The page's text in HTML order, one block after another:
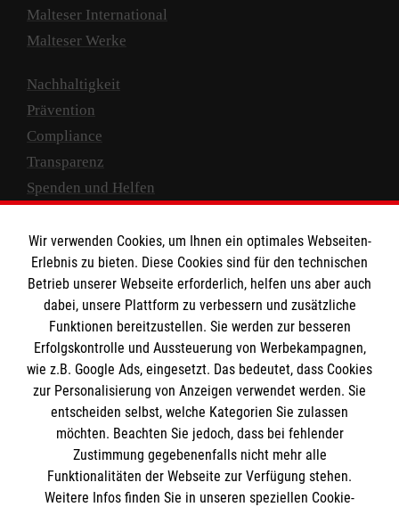
Malteser International
Malteser Werke
Nachhaltigkeit
Prävention
Compliance
Transparenz
Spenden und Helfen
Empfänger: Malteser Hilfsdienst e.V.
IBAN: DE10 3706 0120 1201 2000 12
BIC: GENODED 1PA7
Wir verwenden Cookies, um Ihnen ein optimales Webseiten-
Erlebnis zu bieten. Diese Cookies sind für den technischen
Betrieb unserer Webseite erforderlich, helfen uns aber auch
dabei, unsere Plattform zu verbessern und zusätzliche
Funktionen bereitzustellen. Sie werden zur besseren
Erfolgskontrolle und Aussteuerung von Werbekampagnen,
wie z.B. Google Ads, eingesetzt. Das bedeutet, dass Cookies
zur Personalisierung von Anzeigen verwendet werden. Sie
entscheiden selbst, welche Kategorien Sie zulassen
möchten. Beachten Sie jedoch, dass bei fehlender
Zustimmung gegebenenfalls nicht mehr alle
Funktionalitäten der Webseite zur Verfügung stehen.
Weitere Infos finden Sie in unseren speziellen Cookie-